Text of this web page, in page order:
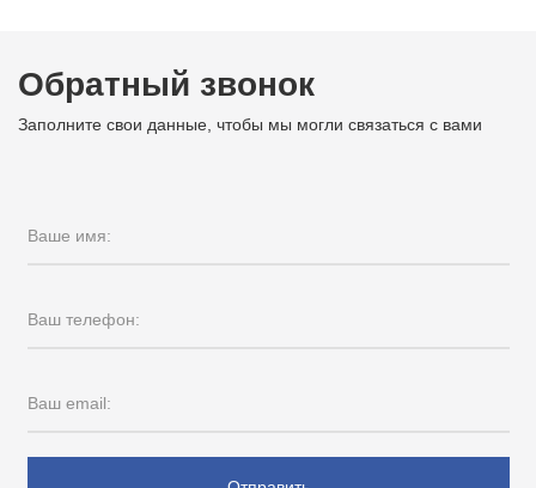
Обратный звонок
Заполните свои данные, чтобы мы могли связаться с вами
Ваше имя:
Ваш телефон:
Ваш email: